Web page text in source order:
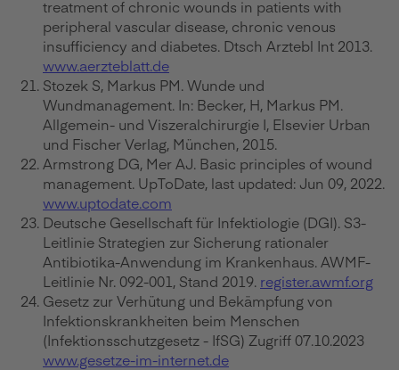
treatment of chronic wounds in patients with
peripheral vascular disease, chronic venous
insufficiency and diabetes. Dtsch Arztebl Int 2013.
www.aerzteblatt.de
Stozek S, Markus PM. Wunde und
Wundmanagement. In: Becker, H, Markus PM.
Allgemein- und Viszeralchirurgie I, Elsevier Urban
und Fischer Verlag, München, 2015.
Armstrong DG, Mer AJ. Basic principles of wound
management. UpToDate, last updated: Jun 09, 2022.
www.uptodate.com
Deutsche Gesellschaft für Infektiologie (DGI). S3-
Leitlinie Strategien zur Sicherung rationaler
Antibiotika-Anwendung im Krankenhaus. AWMF-
Leitlinie Nr. 092-001, Stand 2019. register.awmf.org
Gesetz zur Verhütung und Bekämpfung von
Infektionskrankheiten beim Menschen
(Infektionsschutzgesetz - IfSG) Zugriff 07.10.2023
www.gesetze-im-internet.de